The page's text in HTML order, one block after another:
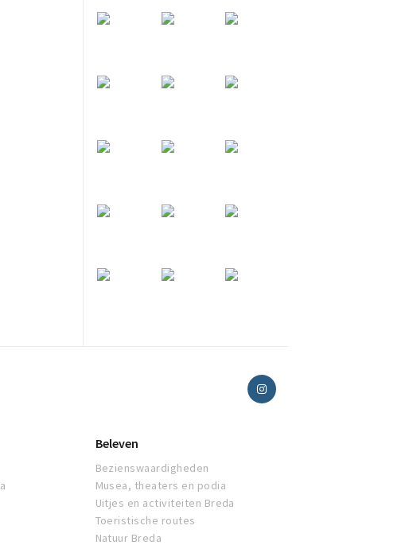
Beleven
Bezienswaardigheden
Musea, theaters en podia
Uitjes en activiteiten Breda
Toeristische routes
Natuur Breda